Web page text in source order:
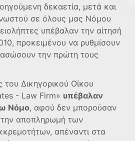
δεκαετία, μετά και
σε όλους μας Νόμου
υπέβαλαν την αίτησή
προκειμένου να ρυθμίσουν
την πρώτη τους
του Δικηγορικού Οίκου
- Law Firm» υπέβαλαν
Νόμο, αφού δεν μπορούσαν
αποπληρωμή των
απέναντι στα